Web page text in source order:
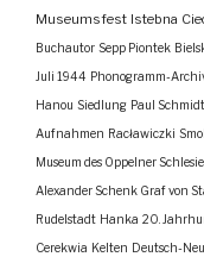
Museumsfest Istebna
Buchautor Sepp Piontek
Juli 1944 Phonogramm-
Hanou Siedlung Paul Schmidt
Aufnahmen Racławiczki
Museum des Oppelner
Alexander Schenk Graf von
Rudelstadt Hanka 20.
Cerekwia Kelten Deutsch-